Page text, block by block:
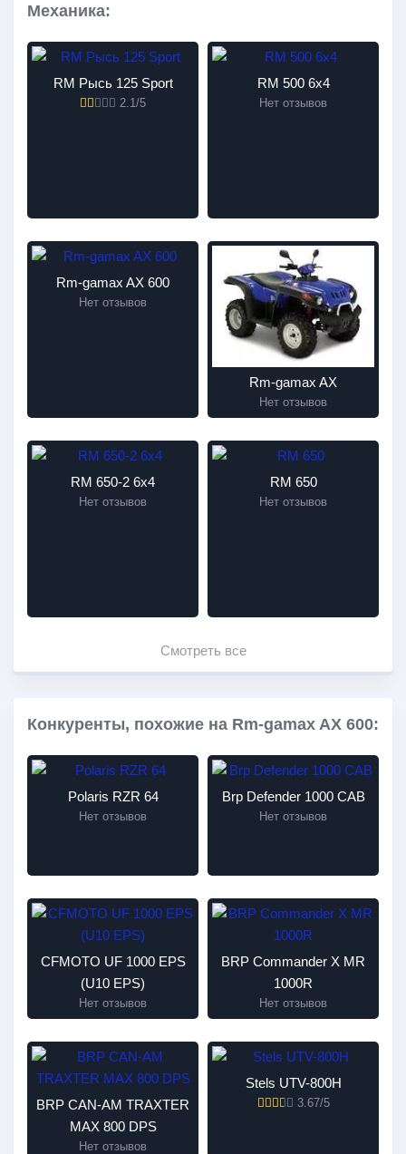
Механика:
RM Рысь 125 Sport
2.1/5
RM 500 6х4
Нет отзывов
Rm-gamax AX 600
Нет отзывов
Rm-gamax AX
Нет отзывов
RM 650-2 6x4
Нет отзывов
RM 650
Нет отзывов
Смотреть все
Конкуренты, похожие на Rm-gamax AX 600:
Polaris RZR 64
Нет отзывов
Brp Defender 1000 CAB
Нет отзывов
CFMOTO UF 1000 EPS
(U10 EPS)
Нет отзывов
BRP Commander X MR
1000R
Нет отзывов
BRP CAN-AM TRAXTER
MAX 800 DPS
Нет отзывов
Stels UTV-800H
3.67/5